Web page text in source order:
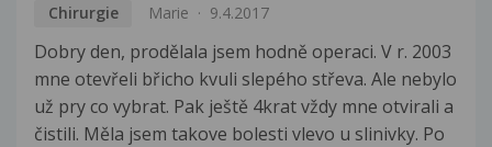
Chirurgie Marie 9.4.2017
Dobry den, prodělala jsem hodně operaci. V r. 2003
mne otevřeli břicho kvuli slepého střeva. Ale nebylo
už pry co vybrat. Pak ještě 4krat vždy mne otvirali a
čistili. Měla jsem takove bolesti vlevo u slinivky. Po